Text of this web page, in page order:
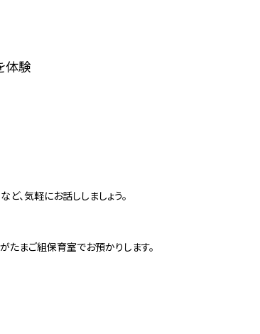
体験
ど、気軽にお話ししましょう。
まご組保育室でお預かりします。